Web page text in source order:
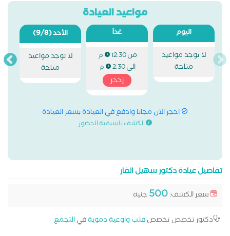
مواعيد العيادة
اليوم
لا توجد مواعيد
متاحة
غداً
من12:30 م
الى2:30 م
إحجز
الأحد(9/8)
لا توجد مواعيد
متاحة
احجز الان مجانا وادفع في العيادة بسعر العيادة
الكشف باسبقية الحضور
تفاصيل عيادة دكتور سهيل الفار
سعر الكشف:500 جنيه
دكتور تخصص تخصصقلب واوعية دمويةفيالتجمع